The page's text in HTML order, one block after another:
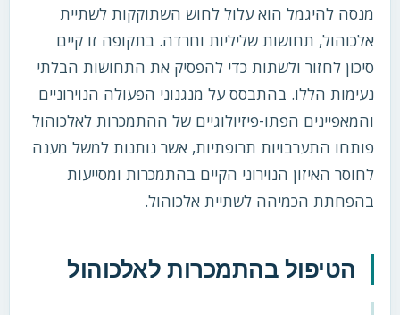
מנסה להיגמל הוא עלול לחוש השתוקקות לשתיית
אלכוהול, תחושות שליליות וחרדה. בתקופה זו קיים
סיכון לחזור ולשתות כדי להפסיק את התחושות הבלתי
נעימות הללו. בהתבסס על מנגנוני הפעולה הנוירוניים
והמאפיינים הפתו-פיזיולוגיים של ההתמכרות לאלכוהול
פותחו התערבויות תרופתיות, אשר נותנות למשל מענה
לחוסר האיזון הנוירוני הקיים בהתמכרות ומסייעות
בהפחתת הכמיהה לשתיית אלכוהול.
הטיפול בהתמכרות לאלכוהול